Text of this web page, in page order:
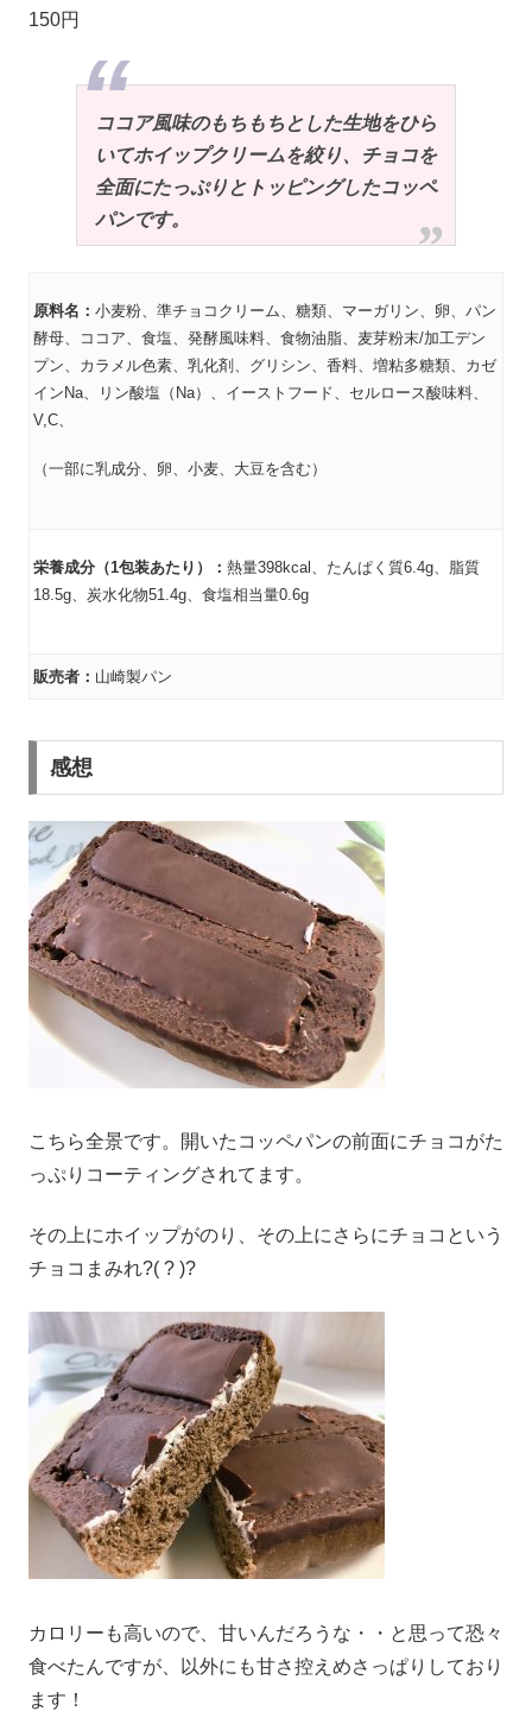
150円
ココア風味のもちもちとした生地をひら
いてホイップクリームを絞り、チョコを
全面にたっぷりとトッピングしたコッペ
パンです。
原料名： 小麦粉、準チョコクリーム、糖類、マーガリン、卵、パン
酵母、ココア、食塩、発酵風味料、食物油脂、麦芽粉末/加工デン
プン、カラメル色素、乳化剤、グリシン、香料、増粘多糖類、カゼ
インNa、リン酸塩（Na）、イーストフード、セルロース酸味料、
V,C、
（一部に乳成分、卵、小麦、大豆を含む）
栄養成分（1包装あたり）： 熱量398kcal、たんぱく質6.4g、脂質
18.5g、炭水化物51.4g、食塩相当量0.6g
販売者： 山崎製パン
感想
こちら全景です。開いたコッペパンの前面にチョコがた
っぷりコーティングされてます。
その上にホイップがのり、その上にさらにチョコという
チョコまみれ?( ? )?
カロリーも高いので、甘いんだろうな・・と思って恐々
食べたんですが、以外にも甘さ控えめさっぱりしており
ます！